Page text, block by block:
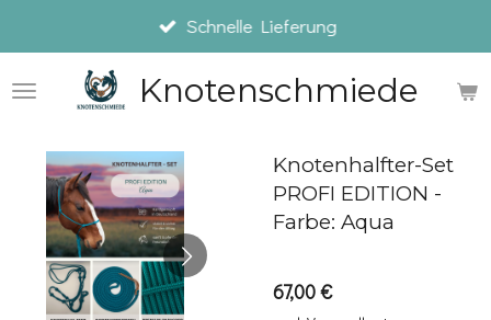
Hauptinhalt
springen
Knotenschmiede
Schnelle Lieferung
Knotenhalfter-Set
PROFI EDITION -
Farbe: Aqua
67,00 €